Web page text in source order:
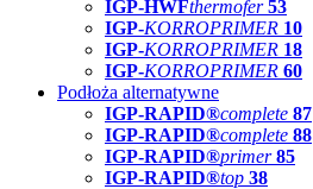
IGP-HWFthermofer 53
IGP-KORROPRIMER 10
IGP-KORROPRIMER 18
IGP-KORROPRIMER 60
Podłoża alternatywne
IGP-RAPID®complete 87
IGP-RAPID®complete 88
IGP-RAPID®primer 85
IGP-RAPID®top 38